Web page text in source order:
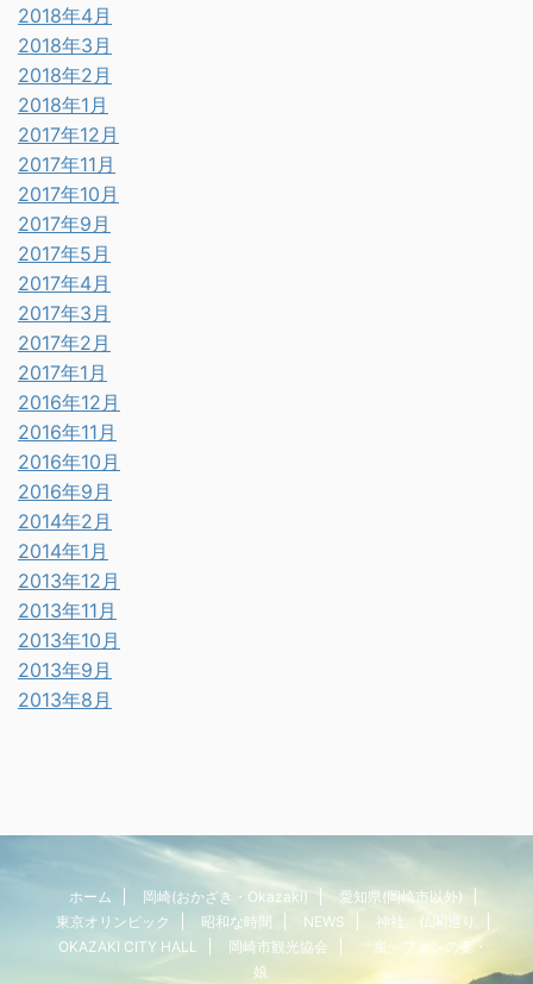
2018年4月
2018年3月
2018年2月
2018年1月
2017年12月
2017年11月
2017年10月
2017年9月
2017年5月
2017年4月
2017年3月
2017年2月
2017年1月
2016年12月
2016年11月
2016年10月
2016年9月
2014年2月
2014年1月
2013年12月
2013年11月
2013年10月
2013年9月
2013年8月
ホーム 岡崎(おかざき・Okazaki)
愛知県(岡崎市以外)
東京オリンピック
昭和な時間 NEWS
神社、仏閣巡り
OKAZAKI CITY HALL
岡崎市観光協会
「嵐」ファンの妻・
娘